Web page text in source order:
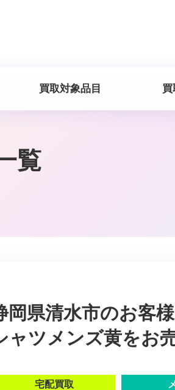
買取対象品目
覧
岡県清水市のお客
ャツメンズ黄をお
宅配買取